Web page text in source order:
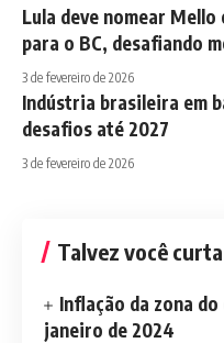
Lula deve nomear Mello
para o BC, desafiando
3 de fevereiro de 2026
Indústria brasileira em
desafios até 2027
3 de fevereiro de 2026
Talvez você curta
Inflação da zona
janeiro de 2024